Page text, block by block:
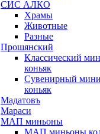
СИС АЛКО
Храмы
Животные
Разные
Прошянский
Классический
коньяк
Сувенирный
коньяк
Мадатовъ
Мараси
МАП миньоны
МАП миньоны